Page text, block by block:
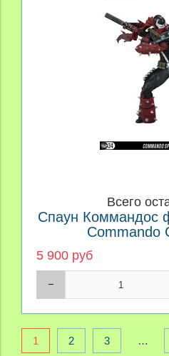
Всего
Спаун Коммандос
Commando
5 900 руб
1 2 3 …